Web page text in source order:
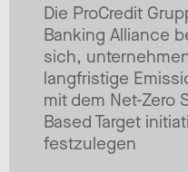
Die ProCredit
Banking Alliance
sich,
langfristige
mit dem Net-Zero
Based Target
festzulegen